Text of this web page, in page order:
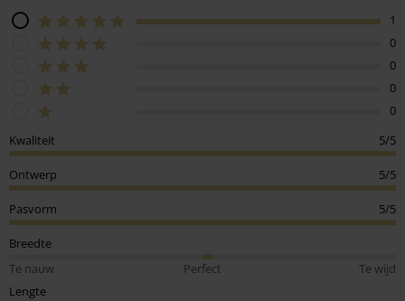
1
0
0
0
0
Kwaliteit
5/5
Ontwerp 5/5
Pasvorm 5/5
Breedte
Te nauw
Perfect
Te wijd
Lengte